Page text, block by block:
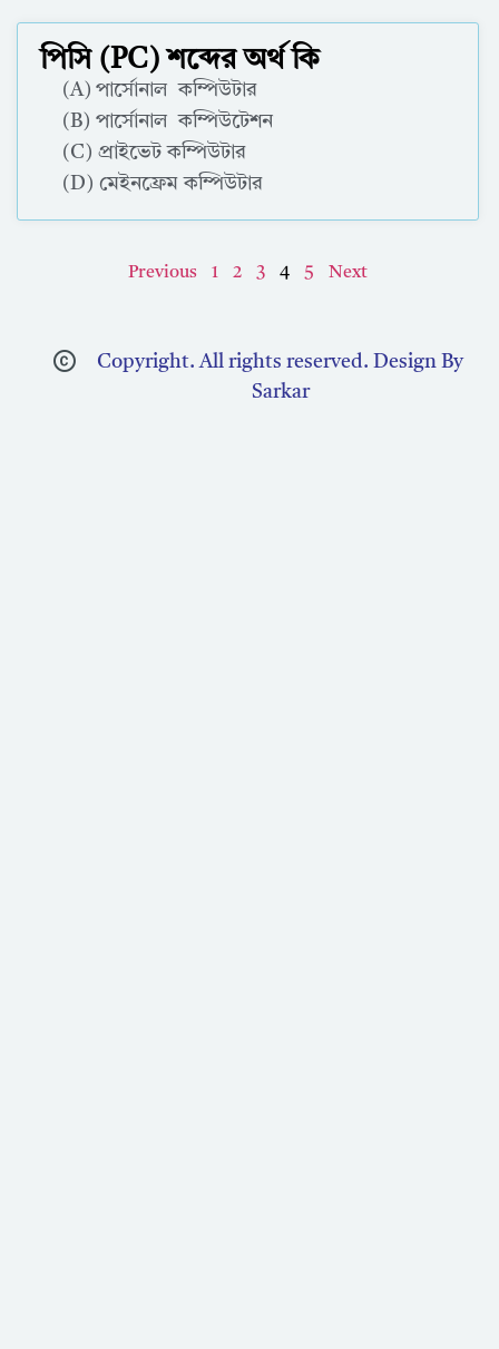
পিসি (PC) শব্দের অর্থ কি
(A) পার্সোনাল কম্পিউটার
(B) পার্সোনাল কম্পিউটেশন
(C) প্রাইভেট কম্পিউটার
(D) মেইনফ্রেম কম্পিউটার
Previous 1 2 3 4 5 Next
Copyright. All rights reserved. Design By
Sarkar